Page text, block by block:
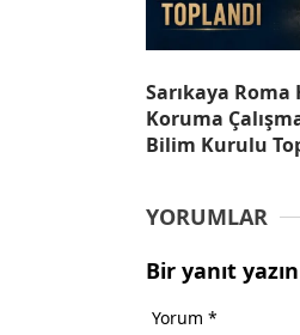
Sarıkaya Roma
Koruma
Bilim Kurulu
YORUMLAR
Bir yanıt yazın
Yorum *